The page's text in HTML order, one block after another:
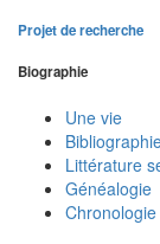
Projet de recherche
Biographie
Une vie
Littérature
Généalogie
Chronologie